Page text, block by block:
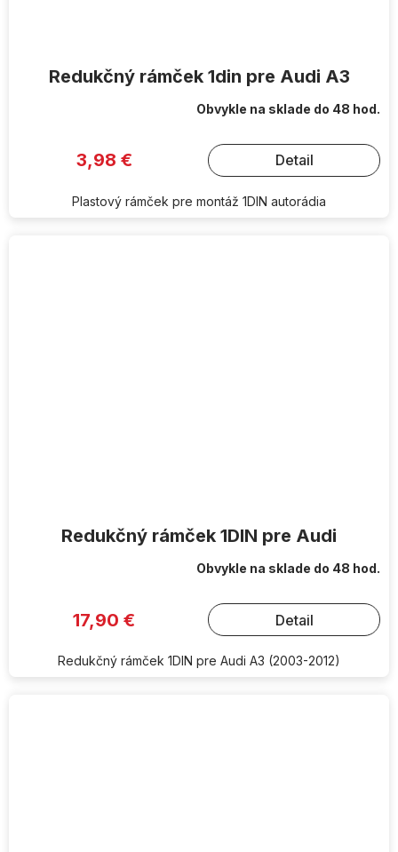
Redukčný rámček 1din pre Audi A3
Obvykle na sklade do 48 hod.
3,98 € Detail
Plastový rámček pre montáž 1DIN autorádia
Redukčný rámček 1DIN pre Audi
Obvykle na sklade do 48 hod.
17,90 € Detail
Redukčný rámček 1DIN pre Audi A3 (2003-2012)